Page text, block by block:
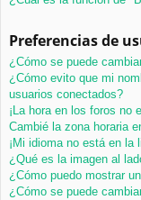
Preferencias de
¿Cómo se puede
¿Cómo evito que mi
usuarios conectados?
¡La hora en los foros no
Cambié la zona horaria
¡Mi idioma no está en la
¿Qué es la imagen al
¿Cómo puedo mostrar
¿Cómo se puede